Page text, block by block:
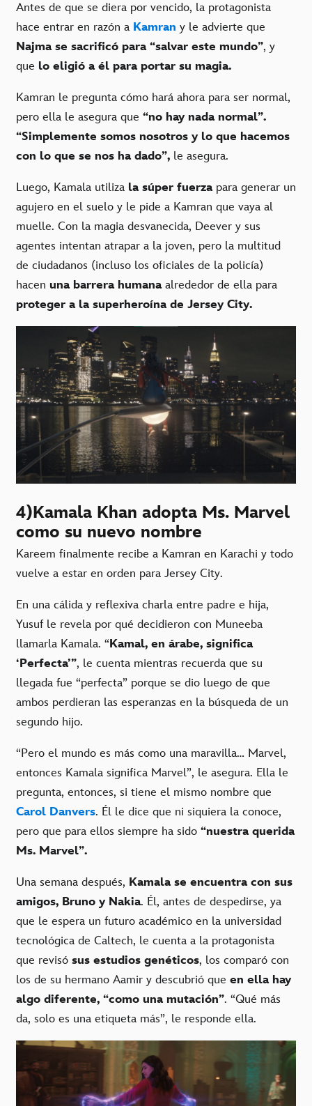
Antes de que se diera por vencido, la protagonista
hace entrar en razón a Kamran y le advierte que
Najma se sacrificó para “salvar este mundo”, y
que lo eligió a él para portar su magia.
Kamran le pregunta cómo hará ahora para ser normal,
pero ella le asegura que “no hay nada normal”.
“Simplemente somos nosotros y lo que hacemos
con lo que se nos ha dado”, le asegura.
Luego, Kamala utiliza la súper fuerzapara generar un
agujero en el suelo y le pide a Kamran que vaya al
muelle. Con la magia desvanecida, Deever y sus
agentes intentan atrapar a la joven, pero la multitud
de ciudadanos (incluso los oficiales de la policía)
hacen una barrera humanaalrededor de ella para
proteger a la superheroína de Jersey City.
4)Kamala Khan adopta Ms. Marvel
como su nuevo nombre
Kareem finalmente recibe a Kamran en Karachi y todo
vuelve a estar en orden para Jersey City.
En una cálida y reflexiva charla entre padre e hija,
Yusuf le revela por qué decidieron con Muneeba
llamarla Kamala. “Kamal, en árabe, significa
‘Perfecta’”, le cuenta mientras recuerda que su
llegada fue “perfecta” porque se dio luego de que
ambos perdieran las esperanzas en la búsqueda de un
segundo hijo.
“Pero el mundo es más como una maravilla… Marvel,
entonces Kamala significa Marvel”, le asegura. Ella le
pregunta, entonces, si tiene el mismo nombre que
Carol Danvers. Él le dice que ni siquiera la conoce,
pero que para ellos siempre ha sido “nuestra querida
Ms. Marvel”.
Una semana después, Kamala se encuentra con sus
amigos, Bruno y Nakia. Él, antes de despedirse, ya
que le espera un futuro académico en la universidad
tecnológica de Caltech, le cuenta a la protagonista
que revisó sus estudios genéticos, los comparó con
los de su hermano Aamir y descubrió que en ella hay
algo diferente, “como una mutación”. “Qué más
da, solo es una etiqueta más”, le responde ella.